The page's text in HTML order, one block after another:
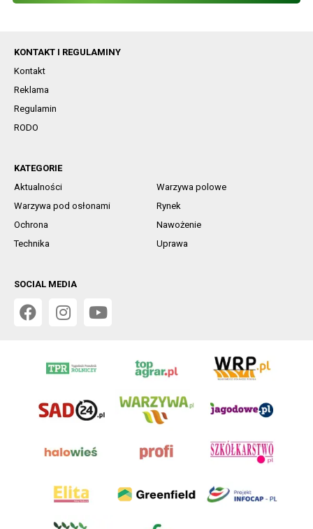
KONTAKT I REGULAMINY
Kontakt
Reklama
Regulamin
RODO
KATEGORIE
Aktualności
Warzywa polowe
Warzywa pod osłonami
Rynek
Ochrona
Nawożenie
Technika
Uprawa
SOCIAL MEDIA